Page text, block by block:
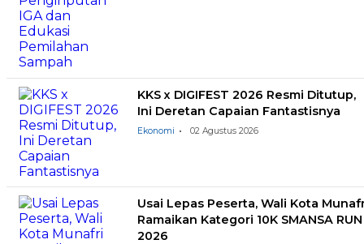
KKS x DIGIFEST 2026 Resmi Ditutup,
Ini Deretan Capaian Fantastisnya
Ekonomi 02 Agustus 2026
Usai Lepas Peserta, Wali Kota
Ramaikan Kategori 10K SMANSA RUN
2026